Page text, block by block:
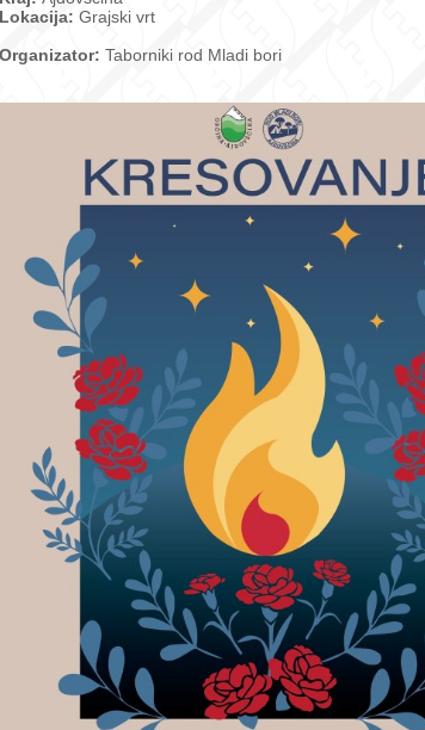
Lokacija: Grajski vrt
Organizator: Taborniki rod Mladi bori